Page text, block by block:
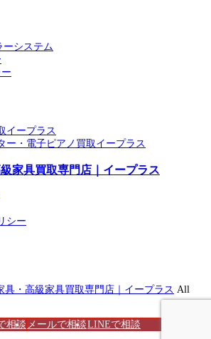
ーシステム
イープラス
ー・電子ピアノ買取イープラス
シー
具・高級家具買取専門店｜イープラス All
相談 メールで相談LINEで相談